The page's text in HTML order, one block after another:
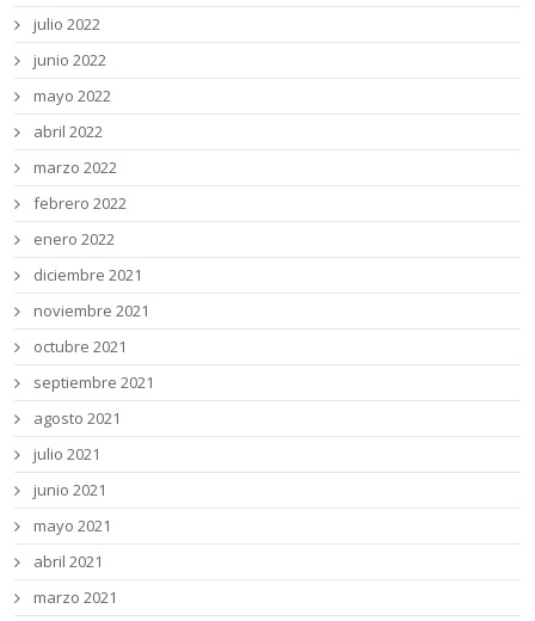
julio 2022
junio 2022
mayo 2022
abril 2022
marzo 2022
febrero 2022
enero 2022
diciembre 2021
noviembre 2021
octubre 2021
septiembre 2021
agosto 2021
julio 2021
junio 2021
mayo 2021
abril 2021
marzo 2021